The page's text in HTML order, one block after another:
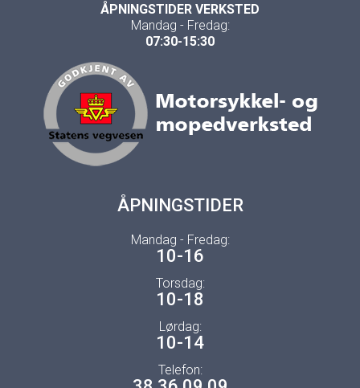
ÅPNINGSTIDER VERKSTED
Mandag - Fredag:
07:30-15:30
ÅPNINGSTIDER
Mandag - Fredag:
10-16
Torsdag:
10-18
Lørdag:
10-14
Telefon: